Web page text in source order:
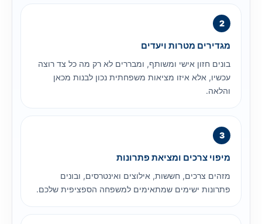
מגדירים מטרות ויעדים
בונים חזון אישי ומשותף, ומבררים לא רק מה כל צד רוצה
עכשיו, אלא איזו מציאות משפחתית נכון לבנות מכאן
והלאה.
מיפוי צרכים ומציאת פתרונות
מזהים צרכים, חששות, אילוצים ואינטרסים, ובונים
פתרונות ישימים שמתאימים למשפחה הספציפית שלכם.